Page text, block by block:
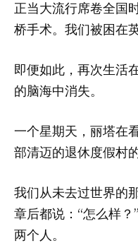
正当大流行席卷全国
桥手术。我们被困在
即便如此，再次生活
的脑海中消失。
一个星期天，丽塔在
部清迈的退休度假村
我们从未去过世界的
章后都说：“怎么样
两个人。